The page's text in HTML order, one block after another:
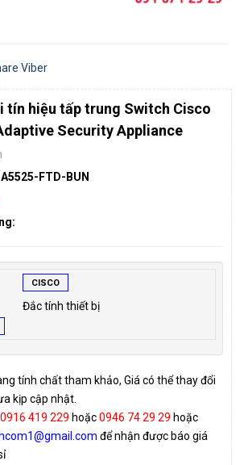
Viber
tín hiệu tấp trung Switch Cisco
Security Appliance
FTD-BUN
CISCO
Đắc tính thiết bị
tính chất tham khảo, Giá có thể thay đổi
kịp cập nhật.
0916 419 229 hoặc0946 74 29 29 hoặc
để nhận được báo giá